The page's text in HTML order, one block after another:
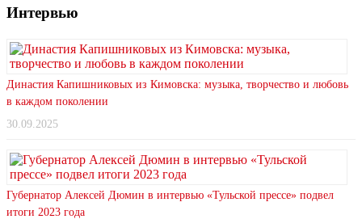
Интервью
Династия Капишниковых из Кимовска: музыка, творчество и любовь
в каждом поколении
30.09.2025
Губернатор Алексей Дюмин в интервью «Тульской прессе» подвел
итоги 2023 года